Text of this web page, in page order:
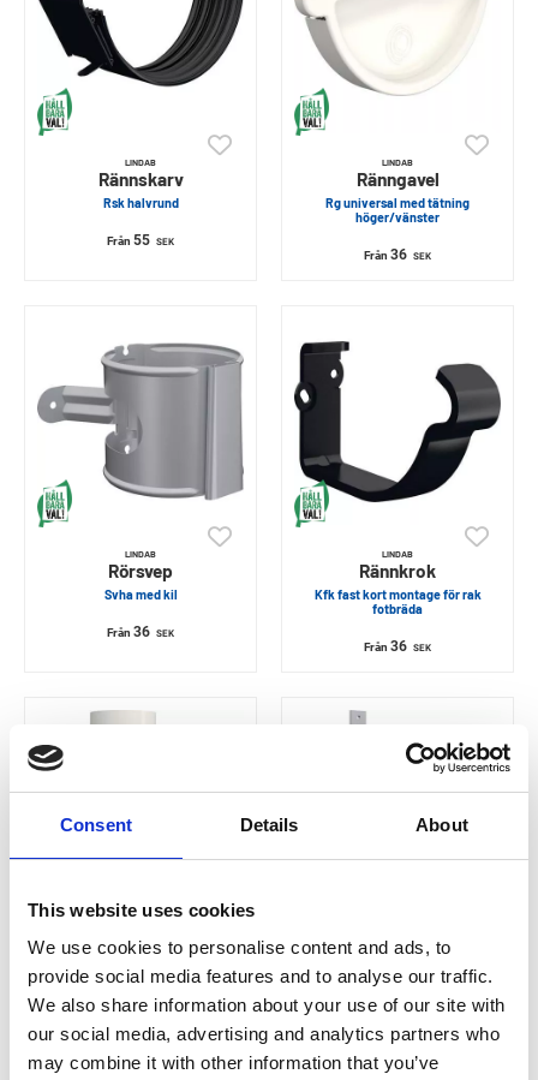
Consent Details About
This website uses cookies
We use cookies to personalise content and ads, to
provide social media features and to analyse our traffic.
We also share information about your use of our site with
our social media, advertising and analytics partners who
may combine it with other information that you’ve
LINDAB
Rännskarv
Rsk halvrund
Från55 SEK
LINDAB
Ränngavel
Rg universal med tätning
höger/vänster
Från36 SEK
LINDAB
Rörsvep
Svha med kil
Från36 SEK
LINDAB
Rännkrok
Kfk fast kort montage för rak
fotbräda
Från36 SEK
LINDAB
Självrensande 110 mm
Från 197
LINDAB
Rännkrok
K21 halvrund med klammer